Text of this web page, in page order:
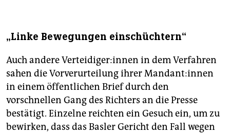
„Linke Bewegungen einschüchtern“
Auch andere Verteidiger:innen in dem Verfahren
sahen die Vorverurteilung ihrer Mandant:innen
in einem öffentlichen Brief durch den
vorschnellen Gang des Richters an die Presse
bestätigt. Einzelne reichten ein Gesuch ein, um zu
bewirken, dass das Basler Gericht den Fall wegen